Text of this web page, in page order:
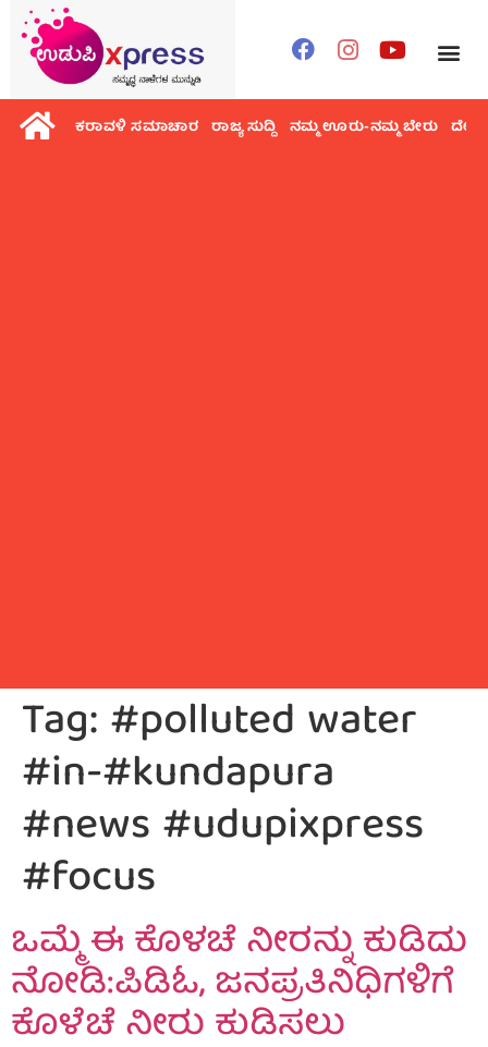
ಕರಾವಳಿ ಸಮಾಚಾರ ರಾಜ್ಯ ಸುದ್ದಿ ನಮ್ಮ ಊರು-ನಮ್ಮ ಬೇರು ದೇಶ
Tag:#polluted water
#in-#kundapura
#news #udupixpress
#focus
ಒಮ್ಮೆ ಈ ಕೊಳಚೆ ನೀರನ್ನು ಕುಡಿದು
ನೋಡಿ:ಪಿಡಿಓ, ಜನಪ್ರತಿನಿಧಿಗಳಿಗೆ
ಕೊಳೆಚೆ ನೀರು ಕುಡಿಸಲು